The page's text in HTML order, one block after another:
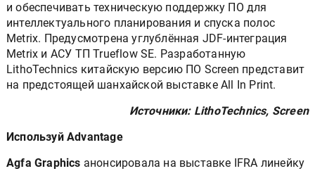
и обеспечивать техническую поддержку ПО для
интеллектуального планирования и спуска полос
Metrix. Предусмотрена углублённая JDF-интеграция
Metrix и АСУ ТП Trueflow SE. Разработанную
LithoTechnics китайскую версию ПО Screen представит
на предстоящей шанхайской выставке All In Print.
Источники: LithoTechnics, Screen
Используй Advantage
Agfa Graphics анонсировала на выставке IFRA линейку